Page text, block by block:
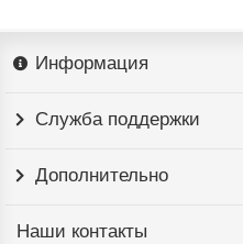
Информация
Служба поддержки
Дополнительно
Наши контакты